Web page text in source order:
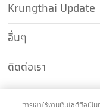
Krungthai Update
อื่นๆ
ติดต่อเรา